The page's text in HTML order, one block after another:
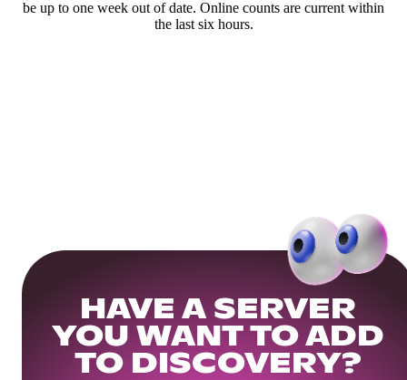
be up to one week out of date. Online counts are current within
the last six hours.
HAVE A SERVER
YOU WANT TO ADD
TO DISCOVERY?